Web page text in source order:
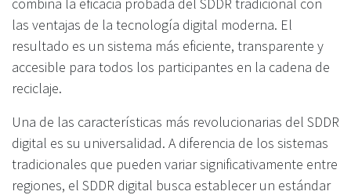
las ventajas de la tecnología digital moderna. El
resultado es un sistema más eficiente, transparente y
accesible para todos los participantes en la cadena de
reciclaje.
Una de las características más revolucionarias del SDDR
digital es su universalidad. A diferencia de los sistemas
tradicionales que pueden variar significativamente entre
regiones, el SDDR digital busca establecer un estándar